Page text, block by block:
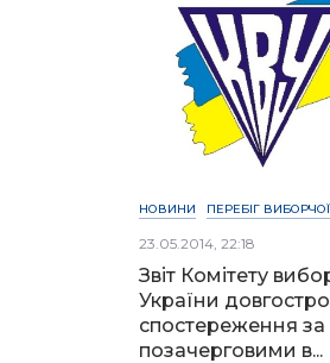
НОВИНИ ПЕРЕБІГ
23.05.2014, 22:18
Звіт Комітету
України
спостереження за
позачерговими в...